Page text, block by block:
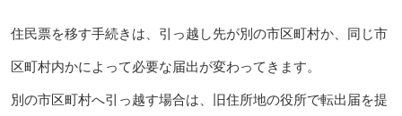
住民票を移す手続きは、引っ越し先が別の市区町村か、同じ市
区町村内かによって必要な届出が変わってきます。
別の市区町村へ引っ越す場合は、旧住所地の役所で転出届を提